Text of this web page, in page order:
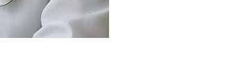
SERVICIOS DE AMBULANCIAS